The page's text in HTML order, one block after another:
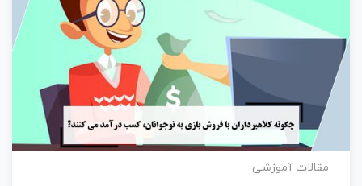
مقالات آموزشی